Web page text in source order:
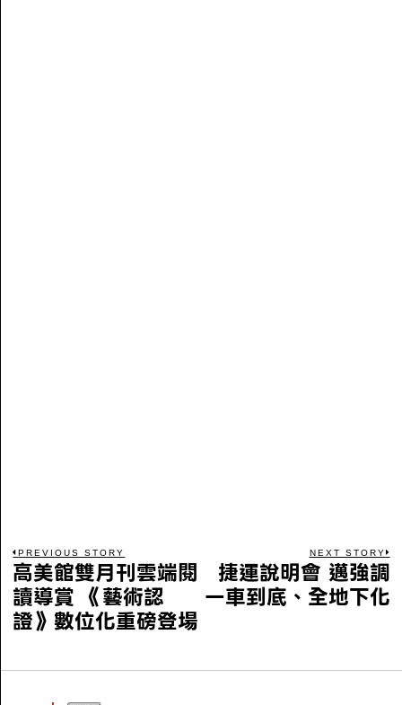
PREVIOUS STORY
高美館雙月刊雲端閱
讀導賞 《藝術認
證》數位化重磅登場
NEXT STORY
捷運說明會 邁強調
一車到底、全地下化